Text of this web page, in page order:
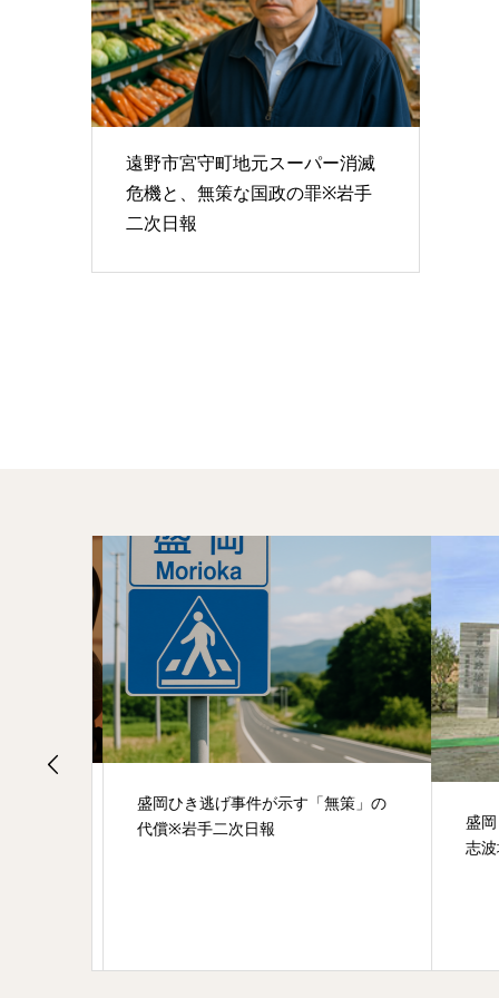
遠野市宮守町地元スーパー消滅
危機と、無策な国政の罪※岩手
二次日報
盛岡ひき逃げ事件が示す「無策」の
代償※岩手二次日報
盛岡
志波